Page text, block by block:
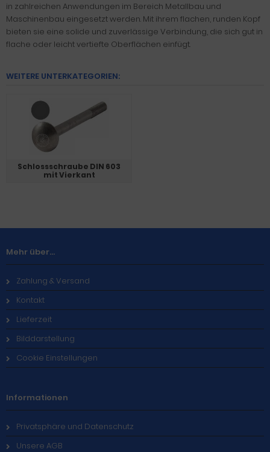
in zahlreichen Anwendungen im Bereich Metallbau und
Maschinenbau eingesetzt werden. Mit ihrem flachen, runden Kopf
bieten sie eine solide und zuverlässige Verbindung, die sich gut in
flache oder leicht vertiefte Oberflächen einfügt.
WEITERE UNTERKATEGORIEN:
Schlossschraube DIN 603
mit Vierkant
Mehr über...
Zahlung & Versand
Kontakt
Lieferzeit
Bilddarstellung
Cookie Einstellungen
Informationen
Privatsphäre und Datenschutz
Unsere AGB